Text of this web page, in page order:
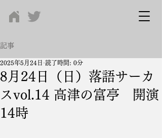
記事
8月24日（日）落語サーカ
スvol.14 高津の富亭 開演
14時
2025年5月24日 読了時間: 0分